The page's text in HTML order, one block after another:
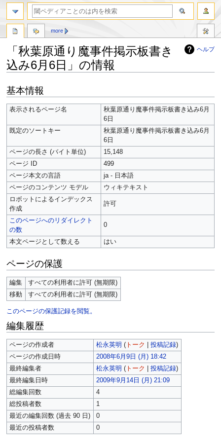
ヘルプ
「秋葉原通り魔事件掲示板書き
込み6月6日」の情報
ナ
ビ
ゲ
ー
ョ
に
移
動
検
索
に
移
基本情報
表示されるページ名
秋葉原通り魔事件掲示板書き込み6月
6日
既定のソートキー
秋葉原通り魔事件掲示板書き込み6月
6日
ページの長さ (バイト単位)
15,148
ページ ID
499
ページ本文の言語
ja - 日本語
ページのコンテンツ モデル
ウィキテキスト
ロボットによるインデックス
作成
許可
このページへのリダイレクト
の数
0
本文ページとして数える はい
ページの保護
編集
すべての利用者に許可 (無期限)
移動
すべての利用者に許可 (無期限)
このページの保護記録を閲覧。
編集履歴
ページの作成者 松永英明 (トーク 投稿記録)
ページの作成日時
2008年6月9日 (月) 18:42
最終編集者
松永英明 (トーク 投稿記録)
最終編集日時
2009年9月14日 (月) 21:09
総編集回数
4
総投稿者数
1
最近の編集回数 (過去 90 日)
0
最近の投稿者数
0
more